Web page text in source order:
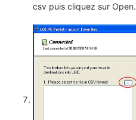
csv puis cliquez sur Open.